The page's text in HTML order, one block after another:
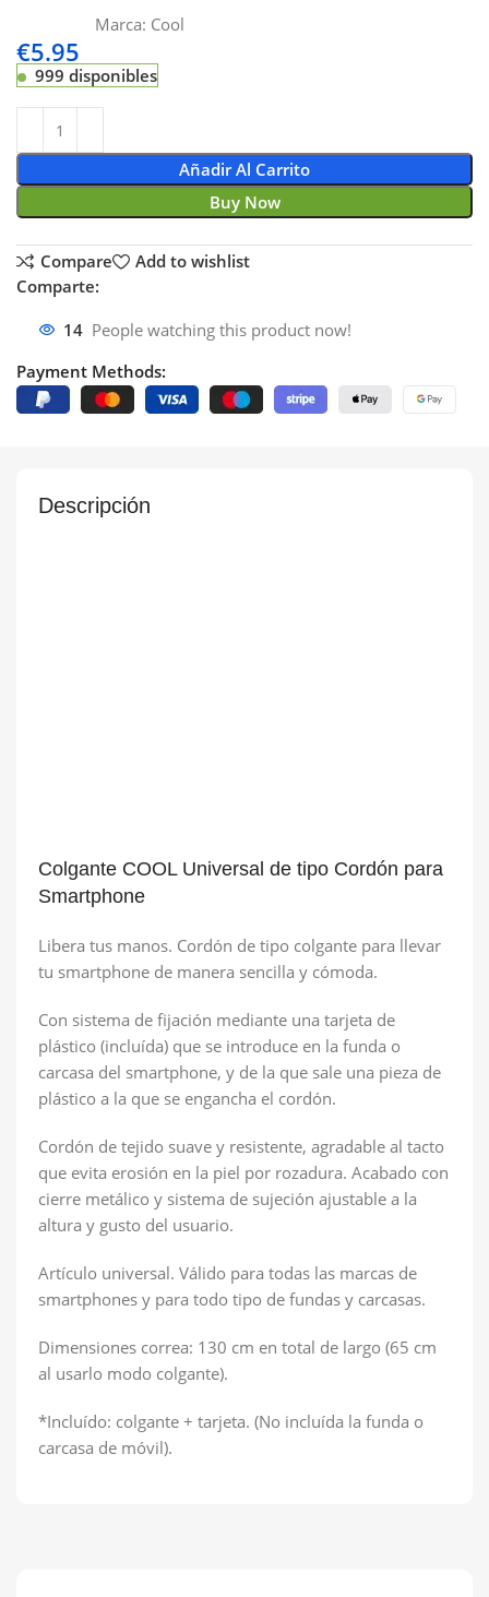
Marca: Cool
€5.95
999 disponibles
Añadir Al Carrito
Buy Now
Compare
Add to wishlist
Comparte:
14 People watching this product now!
Payment Methods:
Descripción
Colgante COOL Universal de tipo Cordón para
Smartphone
Libera tus manos. Cordón de tipo colgante para llevar
tu smartphone de manera sencilla y cómoda.
Con sistema de fijación mediante una tarjeta de
plástico (incluída) que se introduce en la funda o
carcasa del smartphone, y de la que sale una pieza de
plástico a la que se engancha el cordón.
Cordón de tejido suave y resistente, agradable al tacto
que evita erosión en la piel por rozadura. Acabado con
cierre metálico y sistema de sujeción ajustable a la
altura y gusto del usuario.
Artículo universal. Válido para todas las marcas de
smartphones y para todo tipo de fundas y carcasas.
Dimensiones correa: 130 cm en total de largo (65 cm
al usarlo modo colgante).
*Incluído: colgante + tarjeta. (No incluída la funda o
carcasa de móvil).